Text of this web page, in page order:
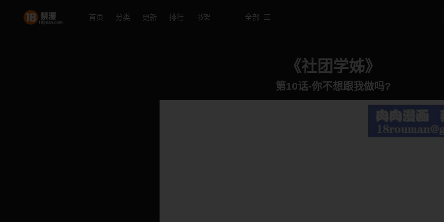
首页 分类 更新 排行 书架 全部
《社团学姊》
第10话-你不想跟我做吗?